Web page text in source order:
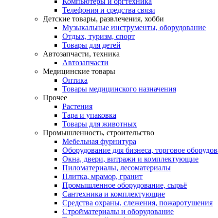
Телефония и средства связи
Детские товары, развлечения, хобби
Музыкальные инструменты, оборудование
Отдых, туризм, спорт
Товары для детей
Автозапчасти, техника
Автозапчасти
Медицинские товары
Оптика
Товары медицинского назначения
Прочее
Растения
Тара и упаковка
Товары для животных
Промышленность, строительство
Мебельная фурнитура
Оборудование для бизнеса, торговое
Окна, двери, витражи и комплектующие
Пиломатериалы, лесоматериалы
Плитка, мрамор, гранит
Промышленное оборудование, сырьё
Сантехника и комплектующие
Средства охраны, слежения, пожаротушения
Стройматериалы и оборудование